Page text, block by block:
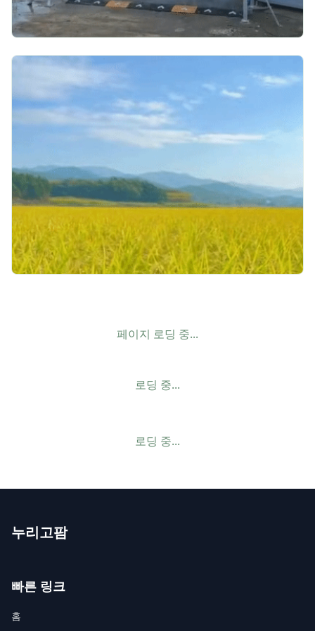
방역
페이지 로딩 중...
로딩 중...
로딩 중...
누리고팜
빠른 링크
홈